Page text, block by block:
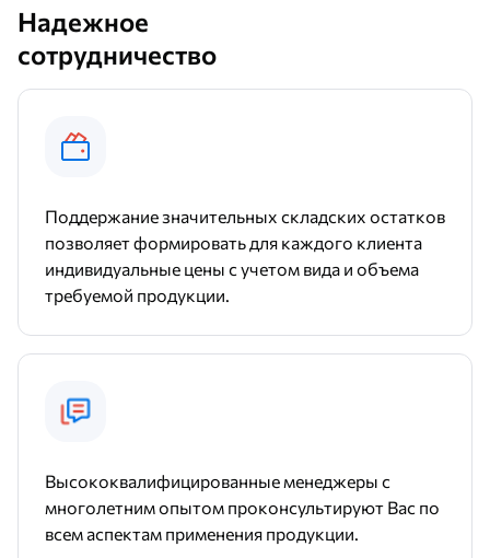
Надежное
сотрудничество
Поддержание значительных складских остатков
позволяет формировать для каждого клиента
индивидуальные цены с учетом вида и объема
требуемой продукции.
Высококвалифицированные менеджеры с
многолетним опытом проконсультируют Вас по
всем аспектам применения продукции.